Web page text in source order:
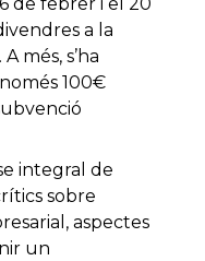
a la
més, s’ha
100€
integral de
sobre
aspectes
un